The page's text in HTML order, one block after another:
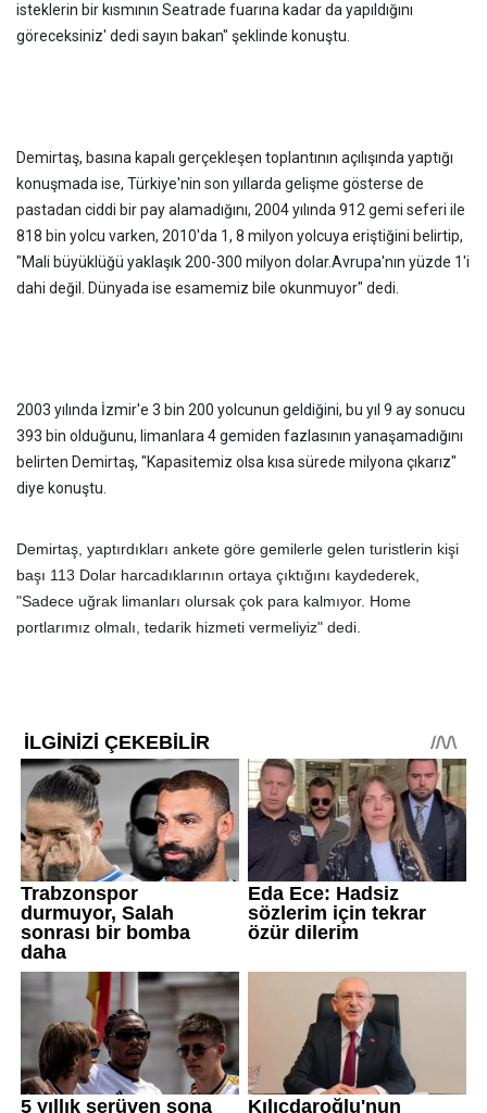
isteklerin bir kısmının Seatrade fuarına kadar da yapıldığını
göreceksiniz' dedi sayın bakan" şeklinde konuştu.
Demirtaş, basına kapalı gerçekleşen toplantının açılışında yaptığı
konuşmada ise, Türkiye'nin son yıllarda gelişme gösterse de
pastadan ciddi bir pay alamadığını, 2004 yılında 912 gemi seferi ile
818 bin yolcu varken, 2010'da 1, 8 milyon yolcuya eriştiğini belirtip,
"Mali büyüklüğü yaklaşık 200-300 milyon dolar.Avrupa'nın yüzde 1'i
dahi değil. Dünyada ise esamemiz bile okunmuyor" dedi.
2003 yılında İzmir'e 3 bin 200 yolcunun geldiğini, bu yıl 9 ay sonucu
393 bin olduğunu, limanlara 4 gemiden fazlasının yanaşamadığını
belirten Demirtaş, "Kapasitemiz olsa kısa sürede milyona çıkarız"
diye konuştu.
Demirtaş, yaptırdıkları ankete göre gemilerle gelen turistlerin kişi
başı 113 Dolar harcadıklarının ortaya çıktığını kaydederek,
"Sadece uğrak limanları olursak çok para kalmıyor. Home
portlarımız olmalı, tedarik hizmeti vermeliyiz" dedi.